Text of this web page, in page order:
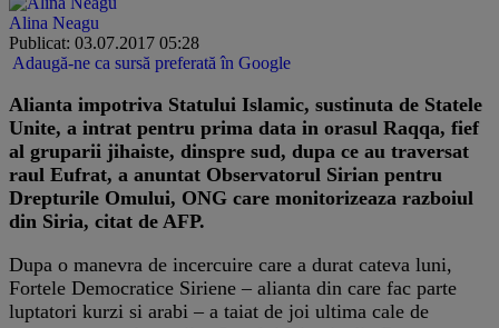
Alina Neagu
Publicat: 03.07.2017 05:28
Adaugă-ne ca sursă preferată în Google
Alianta impotriva Statului Islamic, sustinuta de Statele
Unite, a intrat pentru prima data in orasul Raqqa, fief
al gruparii jihaiste, dinspre sud, dupa ce au traversat
raul Eufrat, a anuntat Observatorul Sirian pentru
Drepturile Omului, ONG care monitorizeaza razboiul
din Siria, citat de AFP.
Dupa o manevra de incercuire care a durat cateva luni,
Fortele Democratice Siriene – alianta din care fac parte
luptatori kurzi si arabi – a taiat de joi ultima cale de